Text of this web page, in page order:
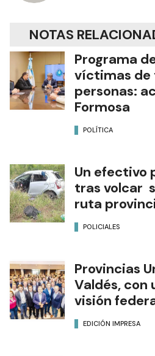
NOTAS
Programa
víctimas de
personas:
Formosa
POLÍTICA
Un efectivo
tras volcar
ruta
POLICIALES
Provincias
Valdés, con
visión
EDICIÓN IMPRESA